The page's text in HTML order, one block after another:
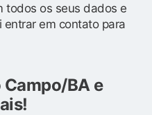
todos os seus dados e
entrar em contato para
Campo/BA e